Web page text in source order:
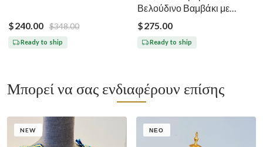
$240.00 $348.00
Ready to ship
Βελούδινο Βαμβάκι με
Ποιοτικά Μεταλλικά Νήματα
Σκούρο Μπλε Χρυσό
$275.00
Ready to ship
Μπορεί να σας ενδιαφέρουν επίσης
NEW ΝΈΟ